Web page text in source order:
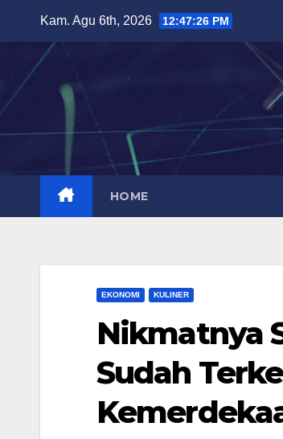
content
Kam. Agu 6th, 2026 12:47:27 PM
HOME
EKONOMI KULINER
Nikmatnya
Sudah